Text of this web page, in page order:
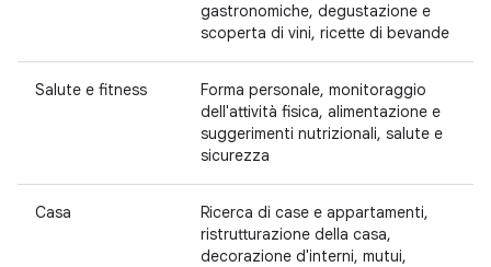
gastronomiche, degustazione e
scoperta di vini, ricette di bevande
Salute e fitness
Forma personale, monitoraggio
dell'attività fisica, alimentazione e
suggerimenti nutrizionali, salute e
sicurezza
Casa
Ricerca di case e appartamenti,
ristrutturazione della casa,
decorazione d'interni, mutui,